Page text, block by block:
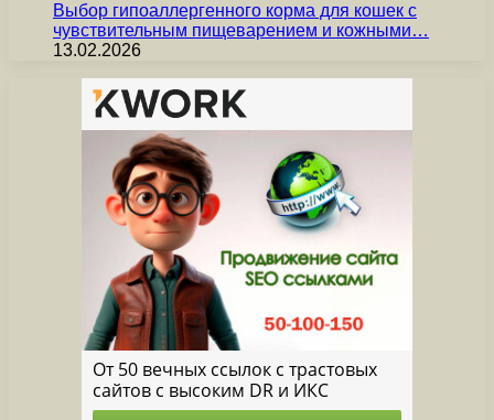
Выбор гипоаллергенного корма для кошек с
чувствительным пищеварением и кожными…
13.02.2026